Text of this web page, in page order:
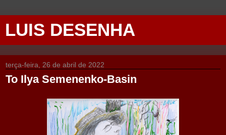
LUIS DESENHA
terça-feira, 26 de abril de 2022
To Ilya Semenenko-Basin